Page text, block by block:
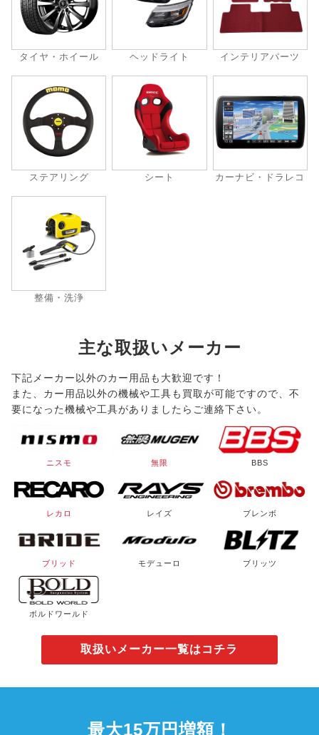
タイヤ・ホイール ヘッドライト インテリアパーツ
ステアリング シート カーナビ・ドラレコ
整備・洗浄
主な取扱いメーカー
下記メーカー以外のカー用品も大歓迎です！
また、カー用品以外の機械や工具も買取が可能ですので、不
要になった機械や工具がありましたらご連絡下さい。
ニスモ 無限 BBS
レカロ レイズ ブレンボ
ブリッド モデューロ ブリッツ
ボルドワールド
取扱いメーカー一覧はコチラ
最大15万円増額！